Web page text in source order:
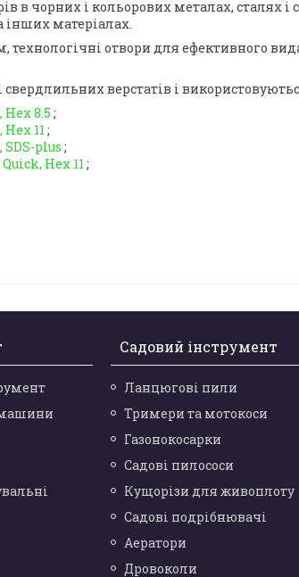
в чорних і кольорових металах, сталях
інших матеріалах.
отвори для ефективного
верстатів і
8.5 ;
11 ;
plus ;
Нех 11 ;
машини
Садовий інструмент
Ланцюгові пили
Тримери та мотокоси
Газонокосарки
Садові пилососи
Кущорізи для живоплоту
Садові подрібнювачі
Аератори
Дровоколи